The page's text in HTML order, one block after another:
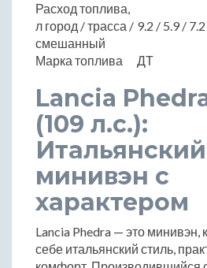
Расход топлива,
л город / трасса /
смешанный
9.2 / 5.9 / 7.2
Марка топлива ДТ
Lancia
(109 л.с.):
Итальянский
минивэн с
характером
Lancia Phedra — это минивэн,
себе итальянский стиль,